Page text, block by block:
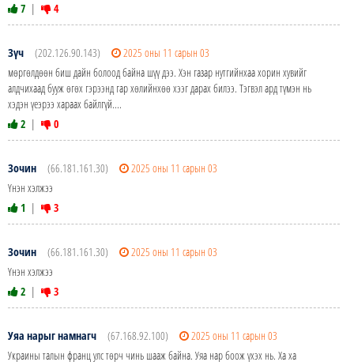
7 | 4
Зүч (202.126.90.143)
2025 оны 11 сарын 03
мөргөлдөөн биш дайн болоод байна шүү дээ. Хэн газар нутгийнхаа хорин хувийг
алдчихаад бууж өгөх гэрээнд гар хөлийнхөө хээг дарах билээ. Тэгвэл ард түмэн нь
хэдэн үеэрээ хараах байлгүй....
2 | 0
Зочин (66.181.161.30)
2025 оны 11 сарын 03
Үнэн хэлжээ
1 | 3
Зочин (66.181.161.30)
2025 оны 11 сарын 03
Үнэн хэлжээ
2 | 3
Уяа нарыг намнагч (67.168.92.100)
2025 оны 11 сарын 03
Украины талын франц улс төрч чинь шааж байна. Уяа нар боож үхэх нь. Ха ха